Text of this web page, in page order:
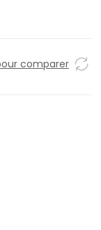
comparer